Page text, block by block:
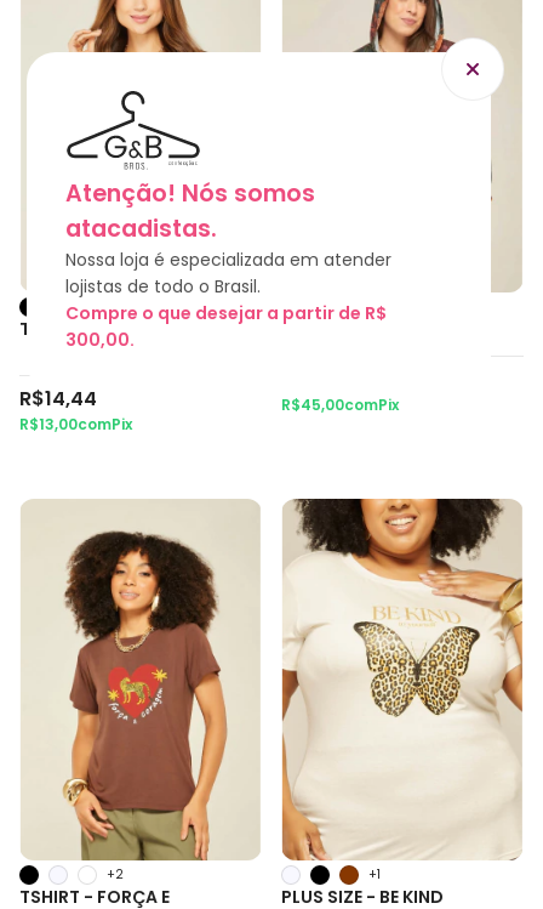
TSHIRT - ONÇA
NOVIDADE
R$14,44
R$13,00comPix
JAQUETA CORTA VENTO
R$45,00comPix
TSHIRT - FORÇA E
+2
PLUS SIZE - BE KIND
+1
Atenção! Nós somos
atacadistas.
Nossa loja é especializada em atender
lojistas de todo o Brasil.
Compre o que desejar a partir de R$
300,00.